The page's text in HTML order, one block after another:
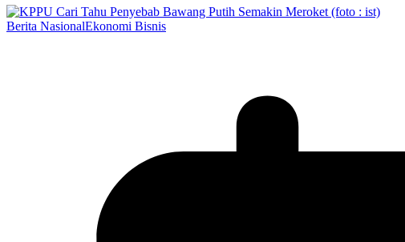
Berita NasionalEkonomi Bisnis